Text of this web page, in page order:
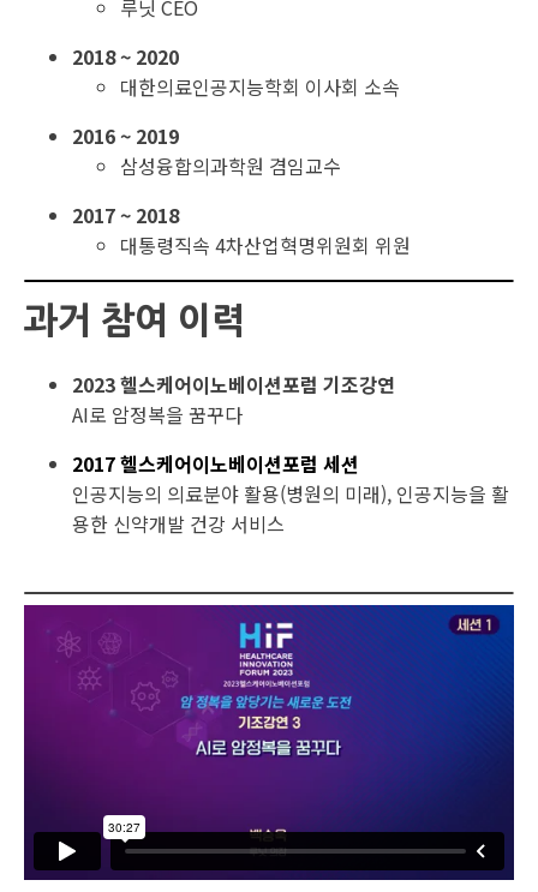
루닛 CEO
2018 ~ 2020
대한의료인공지능학회 이사회 소속
2016 ~ 2019
삼성융합의과학원 겸임교수
2017 ~ 2018
대통령직속 4차산업혁명위원회 위원
과거 참여 이력
2023 헬스케어이노베이션포럼 기조강연
AI로 암정복을 꿈꾸다
2017 헬스케어이노베이션포럼 세션
인공지능의 의료분야 활용(병원의 미래), 인공지능을 활
용한 신약개발 건강 서비스